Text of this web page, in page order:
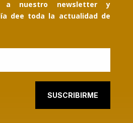
a nuestro newsletter y
dee toda la actualidad de
SUSCRIBIRME